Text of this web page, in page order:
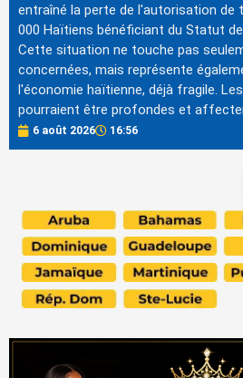
entraîné la perte de l'autorisation de
000 Haïtiens bénéficiant du Statut
Cette situation ne touche pas
concernées, mais représente
l'économie haïtienne, déjà fragile.
pourraient être profondes et
6 août 2026 16:56